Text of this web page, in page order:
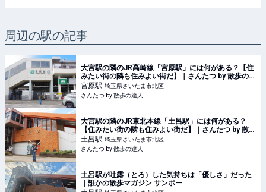
周辺の駅の記事
大宮駅の隣のJR高崎線「宮原駅」には何がある？【住
みたい街の隣も住みよい街だ】｜さんたつ by 散歩の達
人
宮原駅 埼玉県さいたま市北区
さんたつ by 散歩の達人
大宮駅の隣のJR東北本線「土呂駅」には何がある？
【住みたい街の隣も住みよい街だ】｜さんたつ by 散歩
の達人
土呂駅 埼玉県さいたま市北区
さんたつ by 散歩の達人
土呂駅が吐露（とろ）した気持ちは「優しさ」だった
｜誰かの散歩マガジン サンポー